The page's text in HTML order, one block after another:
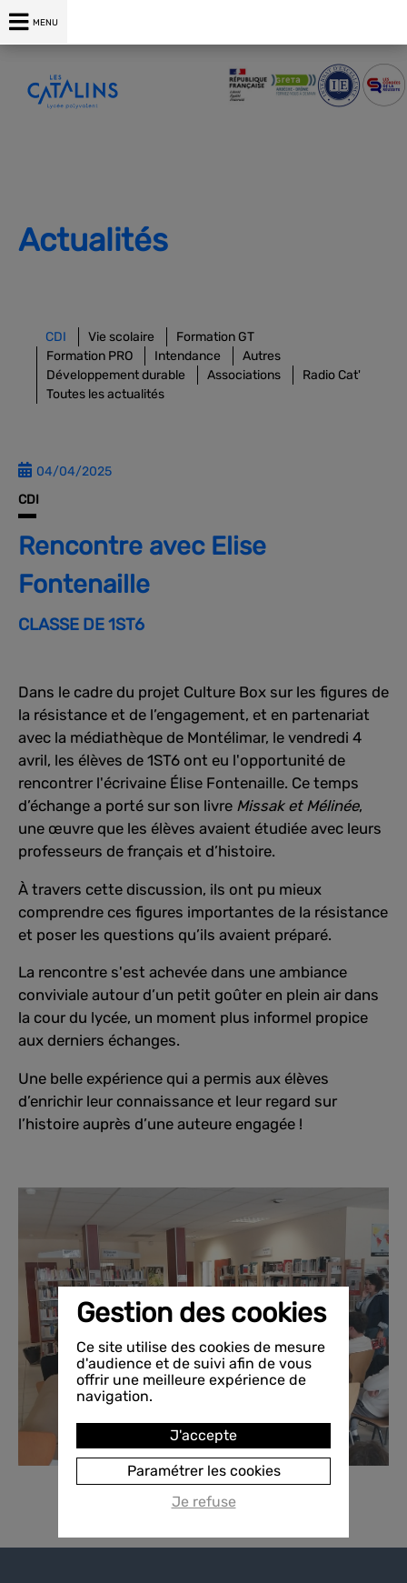
MENU
Actualités
CDI Vie scolaire
Formation GT
Formation PRO
Intendance
Autres
Développement durable
Associations
Radio Cat'
Toutes les actualités
04/04/2025
CDI
Rencontre avec Elise
Fontenaille
CLASSE DE 1ST6
Dans le cadre du projet Culture Box sur les figures de
la résistance et de l’engagement, et en partenariat
avec la médiathèque de Montélimar, le vendredi 4
avril, les élèves de 1ST6 ont eu l'opportunité de
rencontrer l'écrivaine Élise Fontenaille. Ce temps
d’échange a porté sur son livre Missak et Mélinée,
une œuvre que les élèves avaient étudiée avec leurs
professeurs de français et d’histoire.
À travers cette discussion, ils ont pu mieux
comprendre ces figures importantes de la résistance
et poser les questions qu’ils avaient préparé.
La rencontre s'est achevée dans une ambiance
conviviale autour d’un petit goûter en plein air dans
la cour du lycée, un moment plus informel propice
aux derniers échanges.
Une belle expérience qui a permis aux élèves
d’enrichir leur connaissance et leur regard sur
l’histoire auprès d’une auteure engagée !
Gestion des cookies
Ce site utilise des cookies de mesure
d'audience et de suivi afin de vous
offrir une meilleure expérience de
navigation.
J'accepte
Paramétrer les cookies
Je refuse